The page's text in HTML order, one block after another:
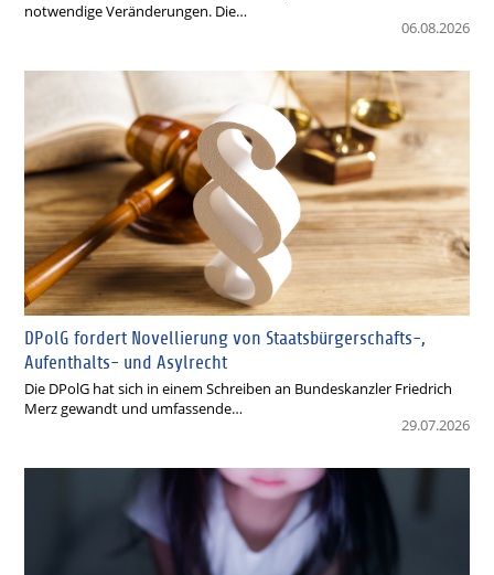
notwendige Veränderungen. Die…
06.08.2026
DPolG fordert Novellierung von Staatsbürgerschafts-,
Aufenthalts- und Asylrecht
Die DPolG hat sich in einem Schreiben an Bundeskanzler Friedrich
Merz gewandt und umfassende…
29.07.2026